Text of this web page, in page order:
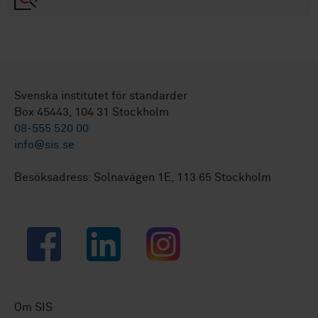
Svenska institutet för standarder
Box 45443, 104 31 Stockholm
08-555 520 00
info@sis.se
Besöksadress: Solnavägen 1E, 113 65 Stockholm
Facebook LinkedIn Instagram
Om SIS